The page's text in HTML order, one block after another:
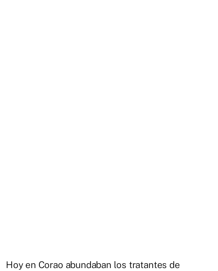
Hoy en Corao abundaban los tratantes de